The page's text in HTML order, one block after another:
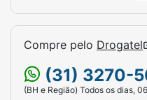
Compre pelo Drogatel
(31) 3270-
(BH e Região) Todos os dias,